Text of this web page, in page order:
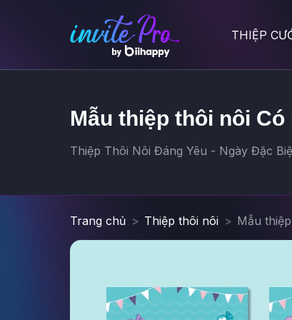
THIỆP
Mẫu thiệp thôi nôi
Thiệp Thôi Nôi Đáng Yêu - Ngày Đặc
Trang chủ Thiệp thôi nôi Mẫu